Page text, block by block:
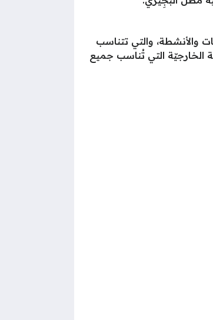
والأنشطة، والتي تتناسب
الخارجيّة التي تُناسب جميع